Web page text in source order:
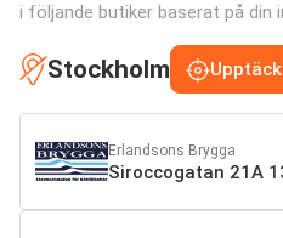
i följande butiker baserat på din
Stockholm
Erlandsons Brygga
Siroccogatan 21A